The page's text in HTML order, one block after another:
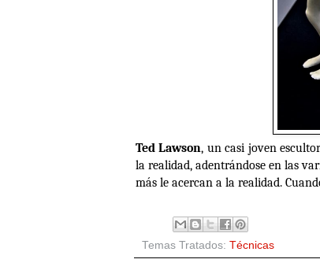
Ted Lawson, un casi joven
la realidad, adentrándose en las
más le acercan a la realidad.
Temas Tratados: Técnicas